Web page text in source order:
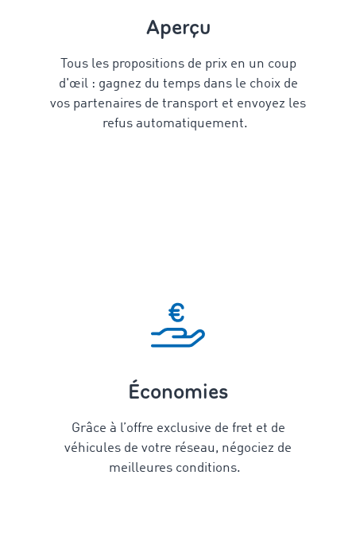
Aperçu
Tous les propositions de prix en un coup
d'œil : gagnez du temps dans le choix de
vos partenaires de transport et envoyez les
refus automatiquement.
Économies
Grâce à l’offre exclusive de fret et de
véhicules de votre réseau, négociez de
meilleures conditions.